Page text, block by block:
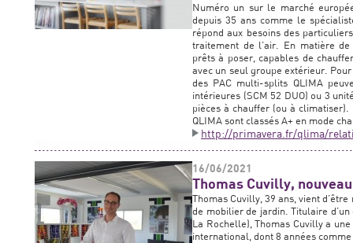
Numéro un sur le marché
depuis 35 ans comme le
répond aux besoins des
traitement de l’air. En matière
prêts à poser, capables de
avec un seul groupe extérieur.
des PAC multi-splits QLIMA
intérieures (SCM 52 DUO) ou 3
pièces à chauffer (ou à
QLIMA sont classés A+ en mode
http://primavera.fr/qlima/
16/06/2021
Thomas Cuvilly,
Thomas Cuvilly, 39 ans, vient
de mobilier de jardin. Titulaire
La Rochelle), Thomas Cuvilly a
international, dont 8 années